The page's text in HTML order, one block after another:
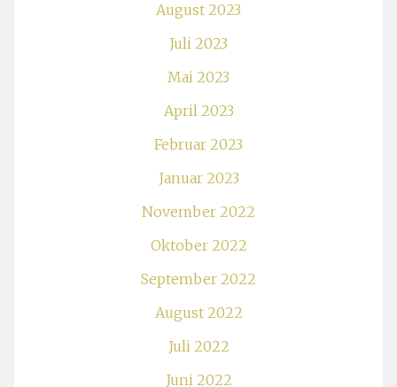
August 2023
Juli 2023
Mai 2023
April 2023
Februar 2023
Januar 2023
November 2022
Oktober 2022
September 2022
August 2022
Juli 2022
Juni 2022